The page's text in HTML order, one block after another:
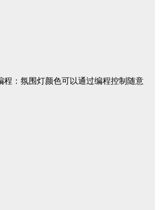
：氛围灯颜色可以通过编程控制随意